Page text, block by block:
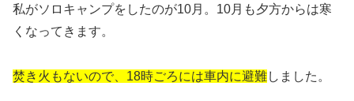
私がソロキャンプをしたのが10月。10月も夕方からは寒
くなってきます。
焚き火もないので、18時ごろには車内に避難しました。